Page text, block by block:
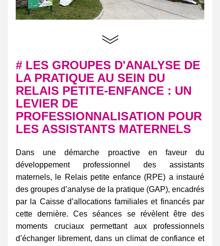
# LES GROUPES D'ANALYSE DE
LA PRATIQUE AU SEIN DU
RELAIS PETITE-ENFANCE : UN
LEVIER DE
PROFESSIONNALISATION POUR
LES ASSISTANTS MATERNELS
Dans une démarche proactive en faveur du
développement professionnel des assistants
maternels, le Relais petite enfance (RPE) a instauré
des groupes d’analyse de la pratique (GAP), encadrés
par la Caisse d’allocations familiales et financés par
cette dernière. Ces séances se révèlent être des
moments cruciaux permettant aux professionnels
d’échanger librement, dans un climat de confiance et